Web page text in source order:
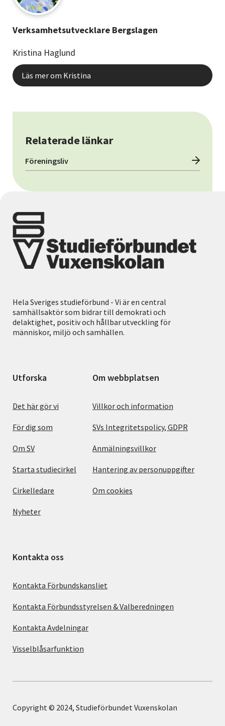
Verksamhetsutvecklare Bergslagen
Kristina Haglund
Läs mer om Kristina
Relaterade länkar
Föreningsliv
Hela Sveriges studieförbund - Vi är en central
samhällsaktör som bidrar till demokrati och
delaktighet, positiv och hållbar utveckling för
människor, miljö och samhällen.
Utforska
Det här gör vi
För dig som
Om SV
Starta studiecirkel
Cirkelledare
Nyheter
Om webbplatsen
Villkor och information
SVs Integritetspolicy, GDPR
Anmälningsvillkor
Hantering av personuppgifter
Om cookies
Kontakta oss
Kontakta Förbundskansliet
Kontakta Förbundsstyrelsen & Valberedningen
Kontakta Avdelningar
Visselblåsarfunktion
Copyright © 2024, Studieförbundet Vuxenskolan